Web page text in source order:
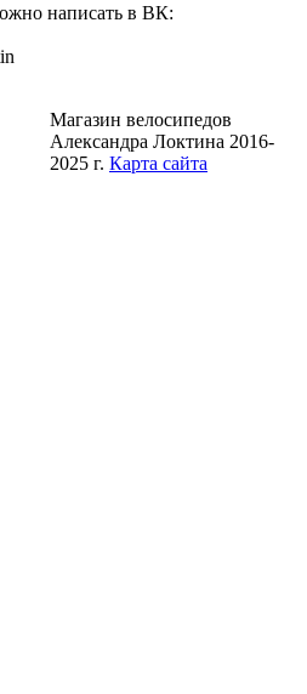
написать в ВК:
Магазин велосипедов
Александра Локтина 2016-
2025 г. Карта сайта